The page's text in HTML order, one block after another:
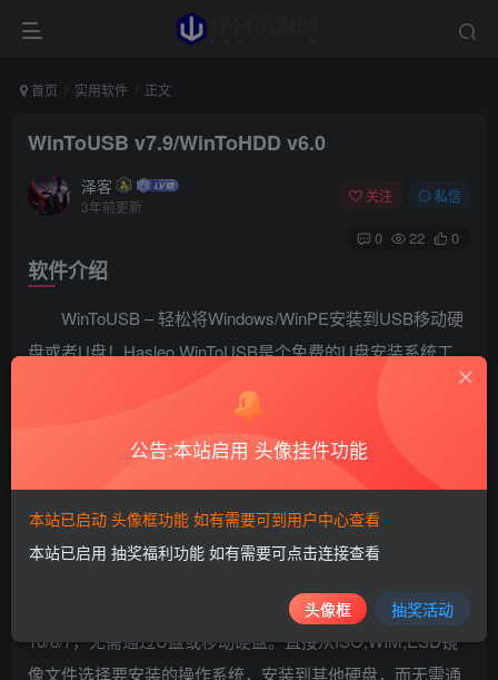
首页 实用软件 正文
WinToUSB v7.9/WinToHDD v6.0
泽客
3年前更新
关注 私信
0 22 0
软件介绍
WinToUSB – 轻松将Windows/WinPE安装到USB移动硬
盘或者U盘！Hasleo WinToUSB是个免费的U盘安装系统工
具。 可以将操作系统ISO/WIM/ESD/SWM文件或CD/DVD光
驱安装到U盘或者移动硬盘；Windows To Go转换功能可以
将当前的Windows操作系统复制到移动硬盘或者U盘上运
行；支持创建基于WinPE的USB启动盘，将WinPE启动镜像
或启动光盘的镜像迁移到移动硬盘或U盘上并且保证能从
USB设备启动。
WinToHDD – 全新安装、重装系统、克隆系统Windows
10/8/7，无需通过U盘或移动硬盘。直接从ISO,WIM,ESD镜
像文件选择要安装的操作系统，安装到其他硬盘，而无需通
公告:本站启用 头像挂件功能
本站已启动 头像框功能 如有需要可到用户中心查看
本站已启用 抽奖福利功能 如有需要可点击连接查看
头像框 抽奖活动